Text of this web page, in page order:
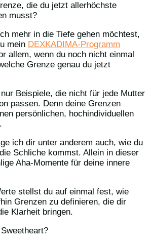
die du jetzt allerhöchste
musst?
mehr in die Tiefe gehen möchtest,
mein DEXKADIMA-Programm
allem, wenn du noch nicht einmal
Grenze genau du jetzt
Beispiele, die nicht für jede Mutter
passen. Denn deine Grenzen
persönlichen, hochindividuellen
ich dir unter anderem auch, wie du
Schliche kommst. Allein in dieser
Aha-Momente für deine innere
stellst du auf einmal fest, wie
Grenzen zu definieren, die dir
Klarheit bringen.